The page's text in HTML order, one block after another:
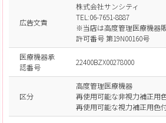
広告文責
株式会社サンシティ
TEL:06-7651-8887
※当店は高度管理医療機器
許可番号 第19N00160号
医療機器承
認番号
22400BZX00278000
区分
高度管理医療機器
再使用可能な非視力補正用
再使用可能な視力補正用色